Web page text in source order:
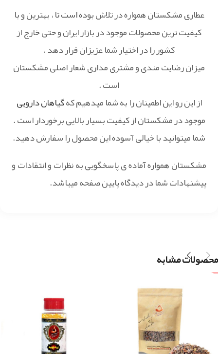
عطاری مشکستان همواره در تلاش بوده است تا ، بهترین و با
کیفیت ترین محصولات موجود در بازار ایران و حتی خارج از
کشور را در اختیار شما عزیزان قرار دهد .
میزان رضایت مندی و مشتری مداری شعار اصلی مشکستان
است .
از این رو این اطمینان را به شما میدهیم کهگیاهان دارویی
موجود در مشکستان از کیفیت بسیار بالایی برخوردار است .
شما میتوانید با خیالی آسوده این محصول را سفارش دهید.
مشکستان همواره آماده ی پاسخگویی به نظرات و انتقادات و
پیشنهادات شما در دیدگاه پایین صفحه میباشد.
محصولات مشابه